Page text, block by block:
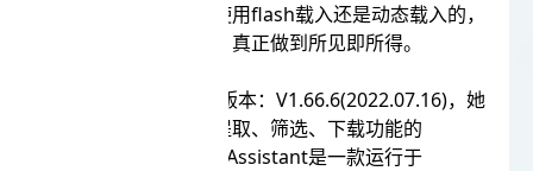
展程序，无论图片是使用flash载入还是动态载入的，
扩展都能很好地应对，真正做到所见即所得。
ImageAssistant当前版本：V1.66.6(2022.07.16)，她
是一款包含网页图片提取、筛选、下载功能的
chrome扩展，ImageAssistant是一款运行于